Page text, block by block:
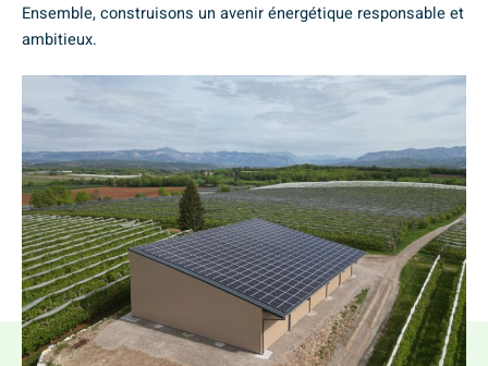
Ensemble, construisons un avenir énergétique responsable et
ambitieux.